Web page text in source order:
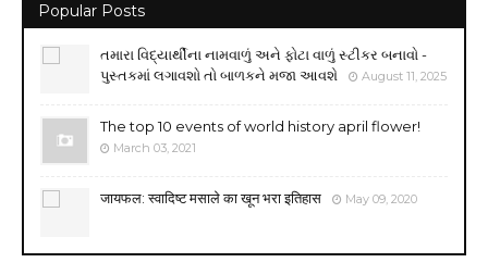
Popular Posts
તમારા વિદ્યાર્થીના નામવાળું અને ફોટા વાળું સ્ટીકર બનાવો -
પુસ્તકમાં લગાવશો તો બાળકને મજા આવશે
August 11, 2025
The top 10 events of world history april flower!
March 03, 2021
जायफल: स्वादिष्ट मसाले का खून भरा इतिहास May 09, 2020